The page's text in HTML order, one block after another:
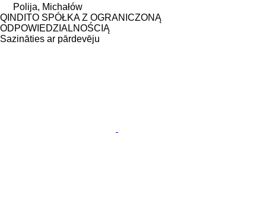
Polija, Michałów
QINDITO SPÓŁKA Z OGRANICZONĄ
ODPOWIEDZIALNOŚCIĄ
Sazināties ar pārdevēju